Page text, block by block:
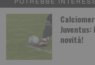
novità!